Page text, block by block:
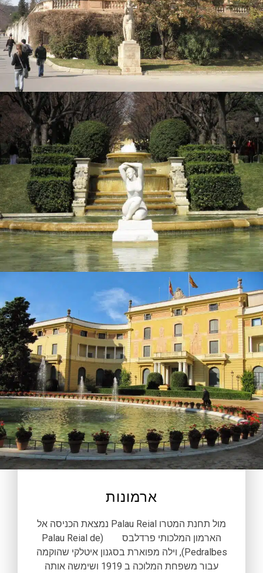
ארמונות
מול תחנת המטרו Palau Reial נמצאת הכניסה אל
הארמון המלכותי פרדלבס (Palau Reial de
Pedralbes), וילה מפוארת בסגנון איטלקי שהוקמה
עבור משפחת המלוכה ב 1919 ושימשה אותה